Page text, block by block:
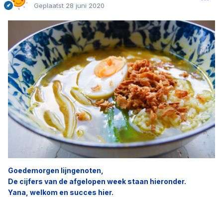
Geplaatst 28 juni 2020
Goedemorgen lijngenoten,
De cijfers van de afgelopen week staan hieronder.
Yana, welkom en succes hier.